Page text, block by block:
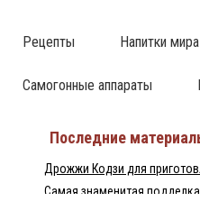
Рецепты Напитки мира
Самогонные аппараты
Последние
Дрожжи Кодзи для
Самая знаменитая